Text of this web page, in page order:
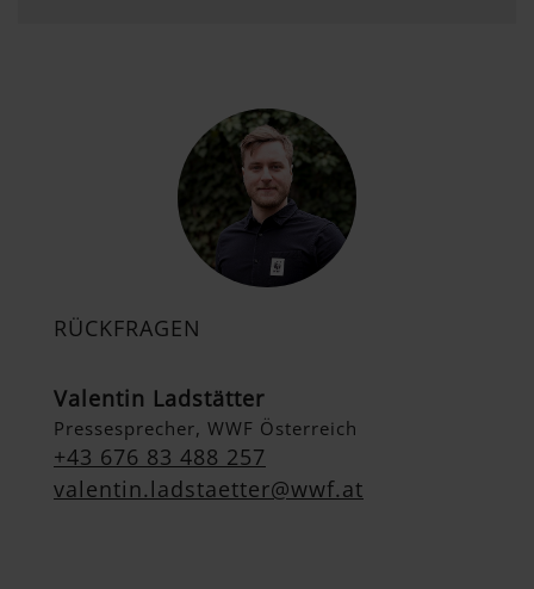
RÜCKFRAGEN
Valentin Ladstätter
Pressesprecher, WWF Österreich
+43 676 83 488 257
valentin.ladstaetter@wwf.at